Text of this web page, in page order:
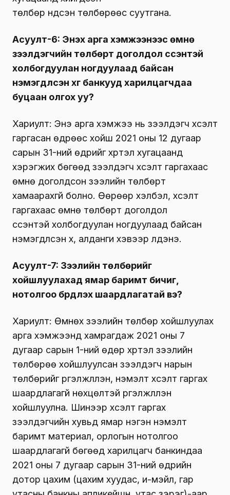
төлбөр үндсэн төлбөрөөс суутгана.
Асуулт-6: Энэхүү арга хэмжээнээс өмнө
зээлдэгчийн төлбөрт доголдол үүссэнтэй
холбогдуулан ногдуулаад байсан
нэмэгдүүлсэн хүүг банкууд харилцагчдаа
буцаан олгох уу?
Хариулт: Энэ арга хэмжээ нь зээлдэгч хүсэлт
гаргасан өдрөөс хойш 2021 оны 12 дугаар
сарын 31-ний өдрийг хүртэл хугацаанд
хэрэгжих бөгөөд зээлдэгч хүсэлт гаргахаас
өмнө доголдсон зээлийн төлбөрт
хамаарахгүй болно. Өөрөөр хэлбэл, хүсэлт
гаргахаас өмнө төлбөрт доголдол
үүссэнтэй холбогдуулан ногдуулаад байсан
нэмэгдүүлсэн хүү, алданги хэвээр үлдэнэ.
Асуулт-7: Зээлийн төлбөрийг
хойшлуулахад ямар баримт бичиг,
нотолгоо бүрдүүлэх шаардлагатай вэ?
Хариулт: Өмнөх зээлийн төлбөр хойшлуулах
арга хэмжээнд хамрагдаж 2021 оны 7
дугаар сарын 1-ний өдөр хүртэл зээлийн
төлбөрөө хойшлуулсан зээлдэгч нарын
төлбөрийг үргэлжлүүлэн, нэмэлт хүсэлт гаргах
шаардлагагүй нөхцөлтэй үргэлжлүүлэн
хойшлуулна. Шинээр хүсэлт гаргах
зээлдэгчийн хувьд ямар нэгэн нэмэлт
баримт материал, орлогын нотолгоо
шаардлагагүй бөгөөд харилцагч банкиндаа
2021 оны 7 дугаар сарын 31-ний өдрийн
дотор цахим (цахим хуудас, и-мэйл, гар